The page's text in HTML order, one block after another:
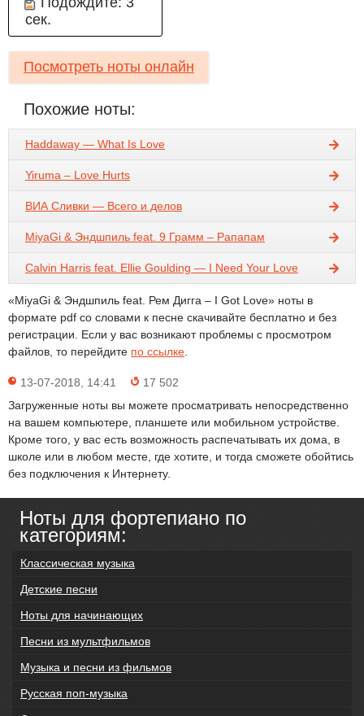
сек.
Посмотреть ноты онлайн
Похожие ноты:
Haddaway — What Is Love
Yiruma – Love Hurts
ВИА Сливки — Всего и делов
MiyaGi & Эндшпиль feat. 9 Грамм – Рапапам
Calvin Harris feat. Ellie Goulding — I Need Your Love
«MiyaGi & Эндшпиль feat. Рем Дигга – I Got Love» ноты в
формате pdf со словами к песне скачивайте бесплатно и без
регистрации. Если у вас возникают проблемы с просмотром
файлов, то перейдите по ссылке
13-07-2018, 14:41
17 502
Загруженные ноты вы можете просматривать непосредственно
на вашем компьютере, планшете или мобильном устройстве.
Кроме того, у вас есть возможность распечатывать их дома, в
школе или в любом месте, где хотите, и тогда сможете обойтись
без подключения к Интернету.
Ноты для фортепиано по
категориям:
Классическая музыка
Детские песни
Ноты для начинающих
Песни из мультфильмов
Музыка и песни из фильмов
Русская поп-музыка